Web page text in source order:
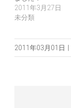
2011年3月27日
未分類
2011年03月01日